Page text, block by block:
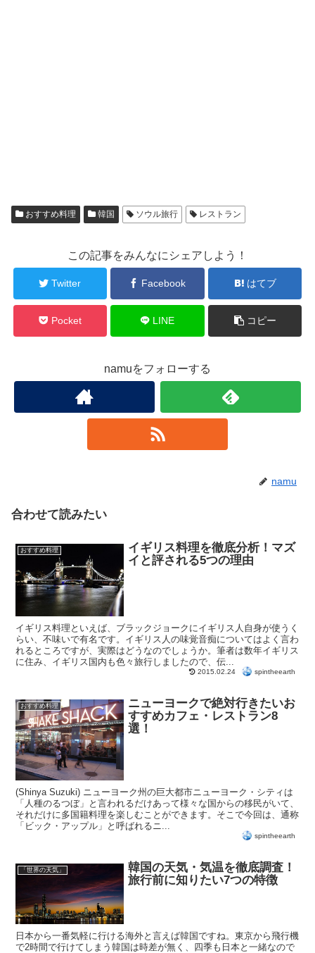
おすすめ料理 韓国 ソウル旅行 レストラン
この記事をみんなにシェアしよう！
Twitter Facebook はてブ
Pocket LINE コピー
namuをフォローする
namu
合わせて読みたい
おすすめ料理
イギリス料理を徹底分析！マズ
イと評される5つの理由
イギリス料理といえば、ブラックジョークにイギリス人自身が使うく
らい、不味いで有名です。イギリス人の味覚音痴についてはよく言わ
れるところですが、実際はどうなのでしょうか。筆者は数年イギリス
に住み、イギリス国内も色々旅行しましたので、伝...
2015.02.24 spintheearth
おすすめ料理
ニューヨークで絶対行きたいお
すすめカフェ・レストラン8
選！
(Shinya Suzuki) ニューヨーク州の巨大都市ニューヨーク・シティは
「人種のるつぼ」と言われるだけあって様々な国からの移民がいて、
それだけに多国籍料理を楽しむことができます。そこで今回は、通称
「ビック・アップル」と呼ばれるニ...
spintheearth
「世界の天気」
韓国の天気・気温を徹底調査！
旅行前に知りたい7つの特徴
日本から一番気軽に行ける海外と言えば韓国ですね。東京から飛行機
で2時間で行けてしまう韓国は時差が無く、四季も日本と一緒なので